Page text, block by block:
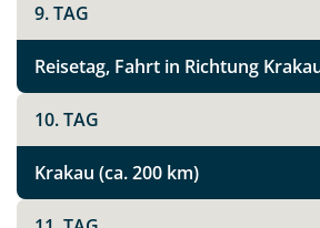
9. TAG
Reisetag, Fahrt in Richtung
10. TAG
Krakau (ca. 200 km)